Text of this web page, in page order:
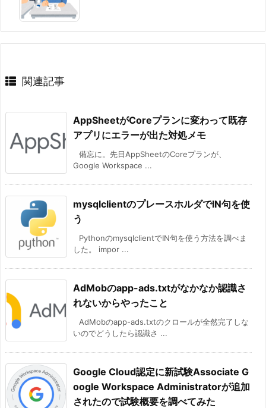
関連記事
AppSheetがCoreプランに変わって既存
アプリにエラーが出た対処メモ
備忘に。先日AppSheetのCoreプランが、
Google Workspace ...
mysqlclientのプレースホルダでIN句を使
う
PythonのmysqlclientでIN句を使う方法を調べま
した。 impor ...
AdMobのapp-ads.txtがなかなか認識さ
れないからやったこと
AdMobのapp-ads.txtのクロールが全然完了しな
いのでどうしたら認識さ ...
Google Cloud認定に新試験Associate G
oogle Workspace Administratorが追加
されたので試験概要を調べてみた